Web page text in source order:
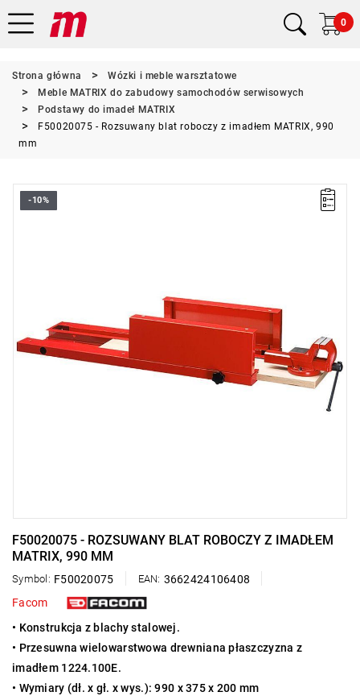
0
Strona główna
Wózki i meble warsztatowe
Meble MATRIX do zabudowy samochodów serwisowych
Podstawy do imadeł MATRIX
F50020075 - Rozsuwany blat roboczy z imadłem MATRIX, 990
mm
-10%
F50020075 - ROZSUWANY BLAT ROBOCZY Z IMADŁEM
MATRIX, 990 MM
Symbol: F50020075 EAN: 3662424106408
Facom
• Konstrukcja z blachy stalowej.
• Przesuwna wielowarstwowa drewniana płaszczyzna z
imadłem 1224.100E.
• Wymiary (dł. x gł. x wys.): 990 x 375 x 200 mm